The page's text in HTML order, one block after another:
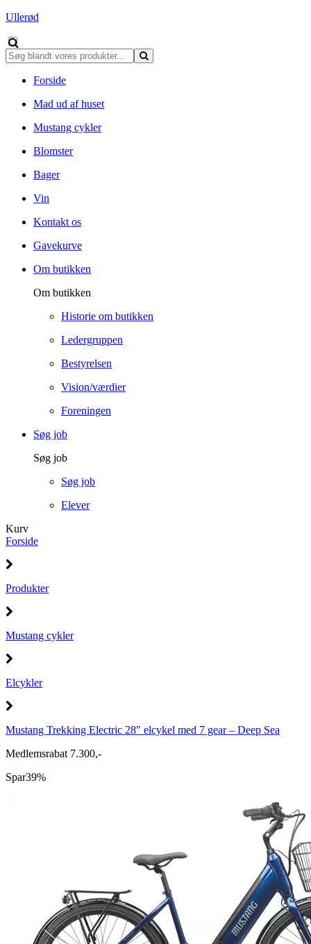
Ullerød
Forside
Mad ud af huset
Mustang cykler
Blomster
Bager
Vin
Kontakt os
Gavekurve
Om butikken
Om butikken
Historie om butikken
Ledergruppen
Bestyrelsen
Vision/værdier
Foreningen
Søg job
Søg job
Søg job
Elever
Kurv
Forside
Produkter
Mustang cykler
Elcykler
Mustang Trekking Electric 28" elcykel med 7 gear – Deep Sea
Medlemsrabat 7.300,-
Spar39%